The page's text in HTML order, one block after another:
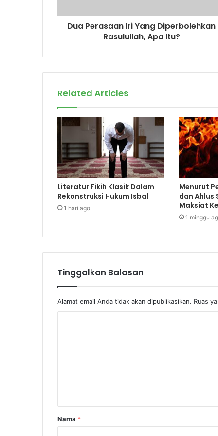
r
Dua Perasaan Iri Yang Diperbolehkan
Rasulullah, Apa Itu?
Related Articles
Literatur Fikih Klasik Dalam
Rekonstruksi Hukum Isbal
1 hari ago
Menurut
dan Ahlus
Maksiat
1 minggu
Tinggalkan Balasan
Alamat email Anda tidak akan dipublikasikan. Ruas
a
r
Nama *